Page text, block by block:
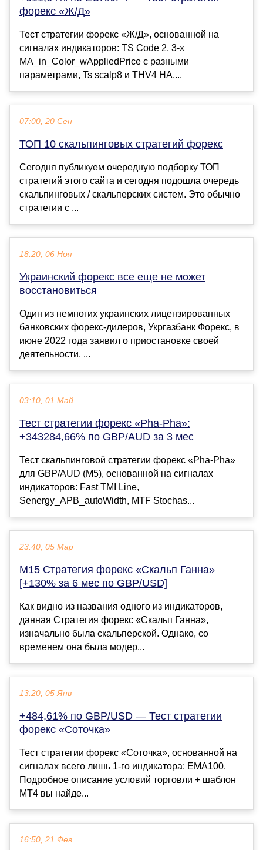
форекс «Ж/Д»
Тест стратегии форекс «Ж/Д», основанной на
сигналах индикаторов: TS Code 2, 3-х
MA_in_Color_wAppliedPrice с разными
параметрами, Ts scalp8 и THV4 HA....
07:00, 20 Сен
ТОП 10 скальпинговых стратегий форекс
Сегодня публикуем очередную подборку ТОП
стратегий этого сайта и сегодня подошла очередь
скальпинговых / скальперских систем. Это обычно
стратегии с ...
18:20, 06 Ноя
Украинский форекс все еще не может
восстановиться
Один из немногих украинских лицензированных
банковских форекс-дилеров, Укргазбанк Форекс, в
июне 2022 года заявил о приостановке своей
деятельности. ...
03:10, 01 Май
Тест стратегии форекс «Pha-Pha»:
+343284,66% по GBP/AUD за 3 мес
Тест скальпинговой стратегии форекс «Pha-Pha»
для GBP/AUD (M5), основанной на сигналах
индикаторов: Fast TMI Line,
Senergy_APB_autoWidth, MTF Stochas...
23:40, 05 Мар
M15 Стратегия форекс «Скальп Ганна»
[+130% за 6 мес по GBP/USD]
Как видно из названия одного из индикаторов,
данная Стратегия форекс «Скальп Ганна»,
изначально была скальперской. Однако, со
временем она была модер...
13:20, 05 Янв
+484,61% по GBP/USD — Тест стратегии
форекс «Соточка»
Тест стратегии форекс «Соточка», основанной на
сигналах всего лишь 1-го индикатора: EMA100.
Подробное описание условий торговли + шаблон
МТ4 вы найде...
16:50, 21 Фев